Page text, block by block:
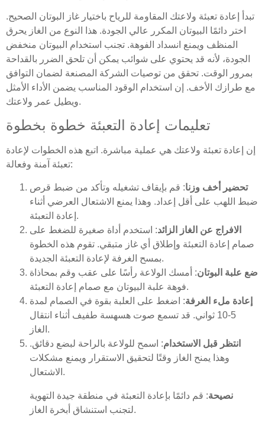
تبدأ إعادة تعبئة ولاعتك المقاومة للرياح باختيار غاز البوتان الصحيح.
اختر دائمًا البيوتان المكرر عالي الجودة. هذا النوع من الغاز يحرق
المنظف ويمنع انسداد الفوهة. تجنب استخدام البيوتان منخفض
الجودة، لأنه قد يحتوي على شوائب يمكن أن تلحق الضرر بالقداحة
بمرور الوقت. تحقق من توصيات الشركة المصنعة لضمان التوافق
مع طرازك الأخف. إن استخدام الوقود المناسب يضمن الأداء الأمثل
ويطيل عمر ولاعتك.
تعليمات إعادة التعبئة خطوة بخطوة
إن إعادة تعبئة ولاعتك هي عملية مباشرة. اتبع هذه الخطوات لإعادة
تعبئة آمنة وفعالة:
تحضير أخف وزنا: قم بإيقاف تشغيله وتأكد من ضبط قرص
ضبط اللهب على أقل إعداد. وهذا يمنع الاشتعال العرضي أثناء
إعادة التعبئة.
الافراج عن الغاز الزائد: استخدم أداة صغيرة للضغط على
صمام إعادة التعبئة وإطلاق أي غاز متبقي. تقوم هذه الخطوة
بمسح الغرفة لإعادة التعبئة الجديدة.
ضع علبة البوتان: أمسك الولاعة رأسًا على عقب وقم بمحاذاة
فوهة علبة البيوتان مع صمام إعادة التعبئة.
إعادة ملء الغرفة: اضغط على العلبة بقوة في الصمام لمدة
5-10 ثواني. قد تسمع صوت هسهسة طفيف أثناء انتقال
الغاز.
انتظر قبل الاستخدام: اسمح للولاعة بالراحة لبضع دقائق.
وهذا يمنح الغاز وقتًا لتحقيق الاستقرار ويمنع مشكلات
الاشتعال.
نصيحة: قم دائمًا بإعادة التعبئة في منطقة جيدة التهوية
لتجنب استنشاق أبخرة الغاز.